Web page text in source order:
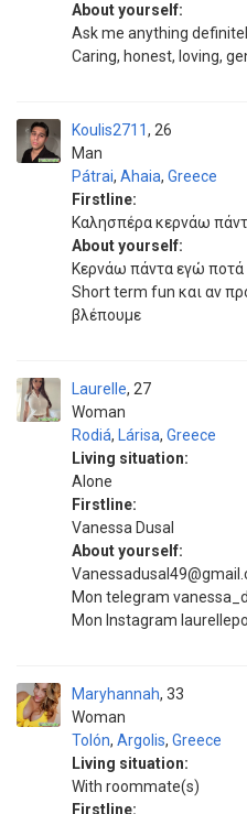
About yourself:
Ask me anything
Caring, honest, loving,
Koulis2711
Man
26
Pátrai, Ahaia, Greece
Firstline:
Καλησπέρα κερνάω
About yourself:
Κερνάω πάντα εγώ ποτά
Short term fun και αν
βλέπουμε
Laurelle
Woman
27
Rodiá, Lárisa, Greece
Living situation:
Alone
Firstline:
Vanessa Dusal
About yourself:
Mon telegram
Mon Instagram
Maryhannah
Woman
33
Tolón, Argolis, Greece
Living situation:
With roommate(s)
Firstline: